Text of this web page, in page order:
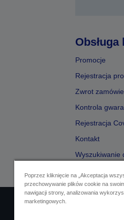
Obsługa
Promocje
Rejestracja
Zwrot
Kontrola
Rejestracja
Kontakt
Wyszukiwanie
Poprzez kliknięcie na „Akceptacja
przechowywanie plików cookie na
nawigacji strony, analizowania
marketingowych.